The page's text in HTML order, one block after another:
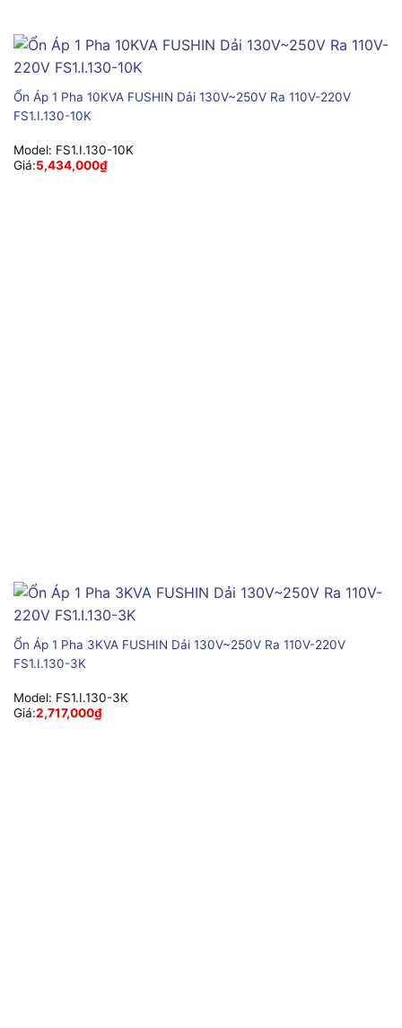
Ổn Áp 1 Pha 10KVA FUSHIN Dải 130V~250V Ra 110V-220V
FS1.I.130-10K
Model: FS1.I.130-10K
Giá:5,434,000₫
Ổn Áp 1 Pha 3KVA FUSHIN Dải 130V~250V Ra 110V-220V
FS1.I.130-3K
Model: FS1.I.130-3K
Giá:2,717,000₫